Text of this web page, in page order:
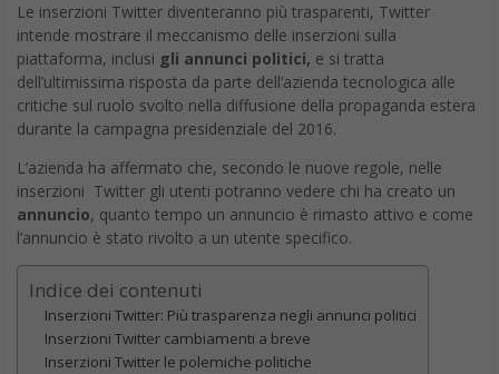
Le inserzioni Twitter diventeranno più trasparenti, Twitter
intende mostrare il meccanismo delle inserzioni sulla
piattaforma, inclusi gli annunci politici, e si tratta
dell’ultimissima risposta da parte dell’azienda tecnologica alle
critiche sul ruolo svolto nella diffusione della propaganda estera
durante la campagna presidenziale del 2016.
L’azienda ha affermato che, secondo le nuove regole, nelle
inserzioni Twitter gli utenti potranno vedere chi ha creato un
annuncio, quanto tempo un annuncio è rimasto attivo e come
l’annuncio è stato rivolto a un utente specifico.
Indice dei contenuti
Inserzioni Twitter: Più trasparenza negli annunci politici
Inserzioni Twitter cambiamenti a breve
Inserzioni Twitter le polemiche politiche